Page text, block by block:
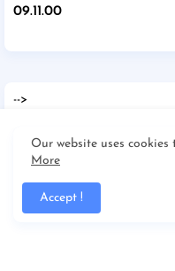
09.11.00
-->
Family Day FSOG Jsit JSIT
TPAIT KOMITE
PERJUSA Pesantren
SDIT SDIT AL AMIN
PARENTING SMK
Our website uses cookies
More
Accept !